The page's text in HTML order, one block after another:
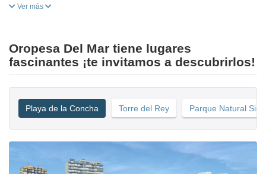
Ver más
Oropesa Del Mar tiene lugares
fascinantes ¡te invitamos a descubrirlos!
Playa de la Concha Torre del Rey Parque Natural